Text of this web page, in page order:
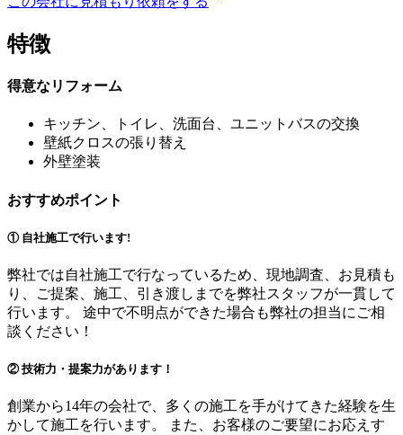
特徴
得意なリフォーム
キッチン、トイレ、洗面台、ユニットバスの交換
壁紙クロスの張り替え
外壁塗装
おすすめポイント
① 自社施工で行います!
弊社では自社施工で行なっているため、現地調査、お見積も
り、ご提案、施工、引き渡しまでを弊社スタッフが一貫して
行います。 途中で不明点ができた場合も弊社の担当にご相
談ください！
② 技術力・提案力があります！
創業から14年の会社で、多くの施工を手がけてきた経験を生
かして施工を行います。 また、お客様のご要望にお応えす